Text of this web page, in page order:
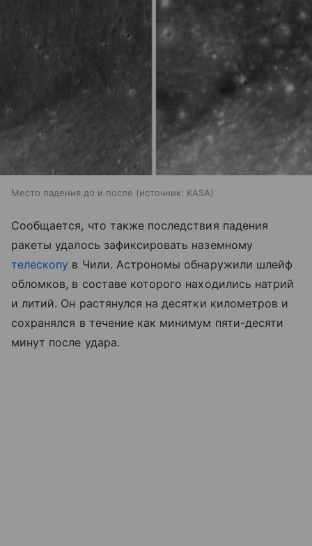
Место падения до и после источник: KASA
Сообщается, что также последствия падения
ракеты удалось зафиксировать наземному
телескопу в Чили. Астрономы обнаружили шлейф
обломков, в составе которого находились натрий
и литий. Он растянулся на десятки километров и
сохранялся в течение как минимум пяти-десяти
минут после удара.